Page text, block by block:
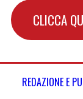
CLICCA
REDAZIONE E